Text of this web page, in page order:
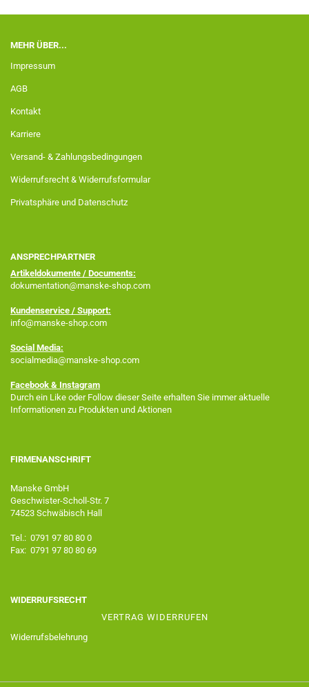
MEHR ÜBER...
Impressum
AGB
Kontakt
Karriere
Versand- & Zahlungsbedingungen
Widerrufsrecht & Widerrufsformular
Privatsphäre und Datenschutz
ANSPRECHPARTNER
Artikeldokumente / Documents:
dokumentation@manske-shop.com
Kundenservice / Support:
info@manske-shop.com
Social Media:
socialmedia@manske-shop.com
Facebook & Instagram
Durch ein Like oder Follow dieser Seite erhalten Sie immer aktuelle
Informationen zu Produkten und Aktionen
FIRMENANSCHRIFT
Manske GmbH
Geschwister-Scholl-Str. 7
74523 Schwäbisch Hall
Tel.: 0791 97 80 80 0
Fax: 0791 97 80 80 69
WIDERRUFSRECHT
VERTRAG WIDERRUFEN
Widerrufsbelehrung